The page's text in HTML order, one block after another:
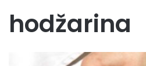
hodžarina